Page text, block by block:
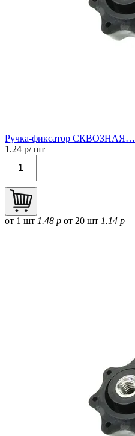
Ручка-фиксатор СКВОЗНАЯ…
1.24 р/ шт
от 1 шт 1.48 р от 20 шт 1.14 р